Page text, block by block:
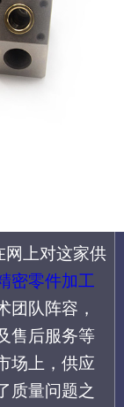
网上对这家供
密零件加工
团队阵容，
售后服务等
场上，供应
质量问题之